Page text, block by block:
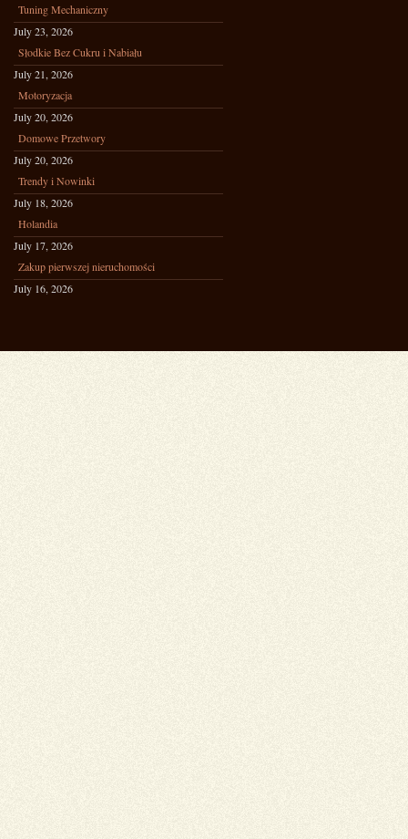
Tuning Mechaniczny
July 23, 2026
Słodkie Bez Cukru i Nabiału
July 21, 2026
Motoryzacja
July 20, 2026
Domowe Przetwory
July 20, 2026
Trendy i Nowinki
July 18, 2026
Holandia
July 17, 2026
Zakup pierwszej nieruchomości
July 16, 2026